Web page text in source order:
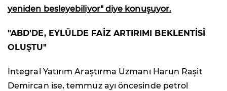
yeniden besleyebiliyor" diye konuşuyor.
"ABD'DE, EYLÜLDE FAİZ ARTIRIMI BEKLENTİSİ
OLUŞTU"
İntegral Yatırım Araştırma Uzmanı Harun Raşit
Demircan ise, temmuz ayı öncesinde petrol